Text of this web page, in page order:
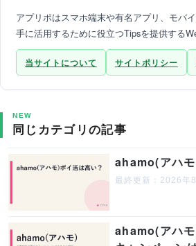
アプリポはスマホ端末や有名アプリ、モバ
手に活用するために役立つTipsを提供する
当サイトについて サイトポリシー
NEW
同じカテゴリの記事
ahamo(アハ
最終更新：2026年8
ahamo(アハ